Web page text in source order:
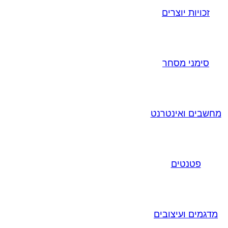
זכויות יוצרים
סימני מסחר
מחשבים ואינטרנט
פטנטים
מדגמים ועיצובים